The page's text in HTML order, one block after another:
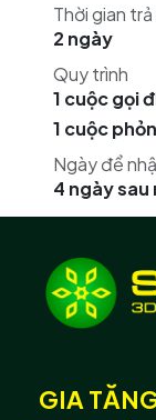
Thời gian trả
2 ngày
Quy trình
1 cuộc gọi
1 cuộc
Ngày để
4 ngày sau
GIA